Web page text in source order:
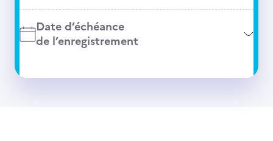
Date d’échéance
de l’enregistrement